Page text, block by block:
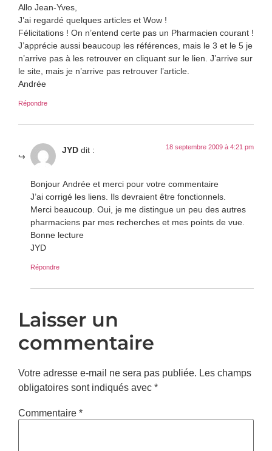
Allo Jean-Yves,
J’ai regardé quelques articles et Wow !
Félicitations ! On n’entend certe pas un Pharmacien courant !
J’apprécie aussi beaucoup les références, mais le 3 et le 5 je
n’arrive pas à les retrouver en cliquant sur le lien. J’arrive sur
le site, mais je n’arrive pas retrouver l’article.
Andrée
Répondre
JYD dit : 18 septembre 2009 à 4:21 pm
Bonjour Andrée et merci pour votre commentaire
J’ai corrigé les liens. Ils devraient être fonctionnels.
Merci beaucoup. Oui, je me distingue un peu des autres
pharmaciens par mes recherches et mes points de vue.
Bonne lecture
JYD
Répondre
Laisser un
commentaire
Votre adresse e-mail ne sera pas publiée. Les champs
obligatoires sont indiqués avec*
Commentaire*